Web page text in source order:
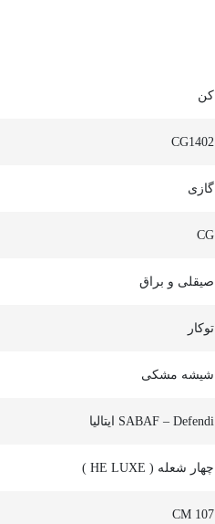
کن
CG1402
گازی
CG
صیقلی و براق
توکار
شیشه مشکی
SABAF – Defendi ایتالیا
چهار شعله ( HE LUXE )
107 CM